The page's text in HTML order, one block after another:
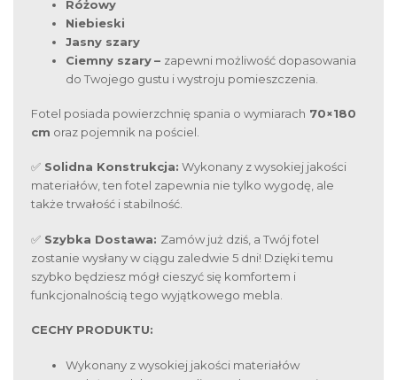
Różowy
Niebieski
Jasny szary
Ciemny szary– zapewni możliwość dopasowania
do Twojego gustu i wystroju pomieszczenia.
Fotel posiada powierzchnię spania o wymiarach 70×180
cm oraz pojemnik na pościel.
✅ Solidna Konstrukcja: Wykonany z wysokiej jakości
materiałów, ten fotel zapewnia nie tylko wygodę, ale
także trwałość i stabilność.
✅ Szybka Dostawa: Zamów już dziś, a Twój fotel
zostanie wysłany w ciągu zaledwie 5 dni! Dzięki temu
szybko będziesz mógł cieszyć się komfortem i
funkcjonalnością tego wyjątkowego mebla.
CECHY PRODUKTU:
Wykonany z wysokiej jakości materiałów